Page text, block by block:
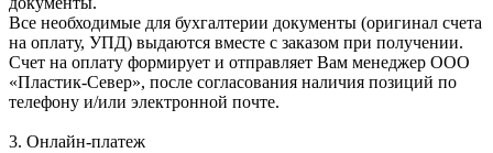
Все необходимые для бухгалтерии документы (оригинал счета
на оплату, УПД) выдаются вместе с заказом при получении.
Счет на оплату формирует и отправляет Вам менеджер ООО
«Пластик-Север», после согласования наличия позиций по
телефону и/или электронной почте.
3. Онлайн-платеж